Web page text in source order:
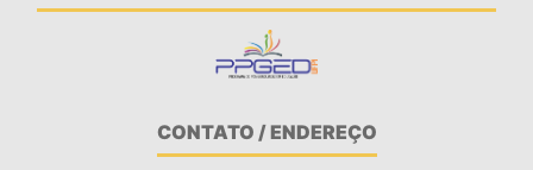
CONTATO / ENDEREÇO